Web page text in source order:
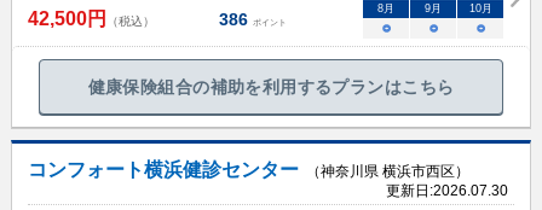
42,500円 （税込） 386 ポイント
8 月 9 月 10月
○ ○ ○
健康保険組合の補助を利用するプランはこちら
コンフォート横浜健診センター
（神奈川県 横浜市西区）
更新日:2026.07.30